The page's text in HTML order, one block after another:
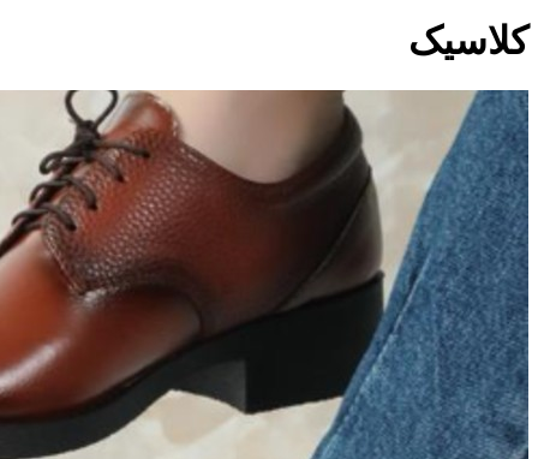
کلاسیک